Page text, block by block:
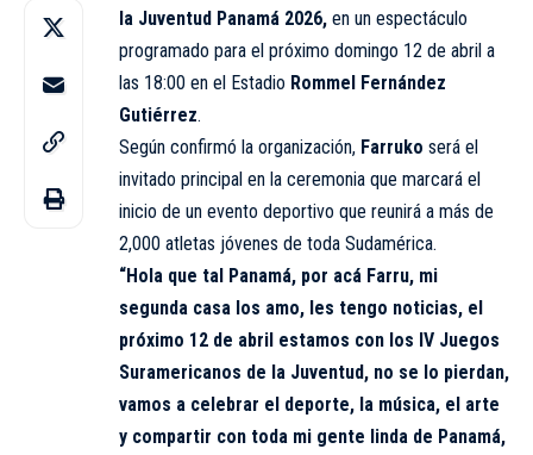
la Juventud Panamá 2026, en un espectáculo
programado para el próximo domingo 12 de abril a
las 18:00 en el Estadio Rommel Fernández
Gutiérrez.
Según confirmó la organización, Farruko será el
invitado principal en la ceremonia que marcará el
inicio de un evento deportivo que reunirá a más de
2,000 atletas jóvenes de toda Sudamérica.
“Hola que tal Panamá, por acá Farru, mi
segunda casa los amo, les tengo noticias, el
próximo 12 de abril estamos con los IV Juegos
Suramericanos de la Juventud, no se lo pierdan,
vamos a celebrar el deporte, la música, el arte
y compartir con toda mi gente linda de Panamá,